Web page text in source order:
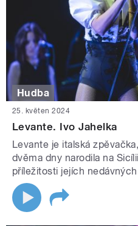
Hudba
25. květen 2024
Levante. Ivo Jahelka
Levante je italská
dvěma dny narodila na
příležitosti jejích